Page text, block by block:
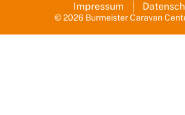
© 2026 Burmeister Caravan
Impressum